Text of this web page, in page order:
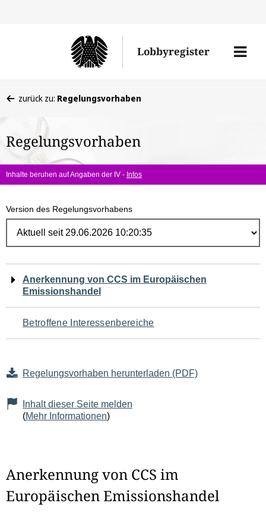
Lobbyregister
Menü
befinden
hier:
zurück zu: Regelungsvorhaben
Regelungsvorhaben
Inhalte beruhen auf Angaben der IV - Infos
Version des Regelungsvorhabens
Navigation
für
den
Anerkennung von CCS im Europäischen
Emissionshandel
Betroffene Interessenbereiche
Regelungsvorhaben herunterladen (PDF)
Inhalt dieser Seite melden
(Mehr Informationen)
Anerkennung von CCS im
Europäischen Emissionshandel